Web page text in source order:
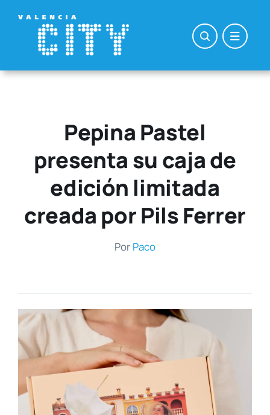
contenido
Pepina Pastel
presenta su caja de
edición limitada
creada por Pils Ferrer
Por Paco